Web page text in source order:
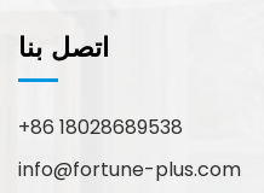
اتصل بنا
+86 18028689538
info@fortune-plus.com